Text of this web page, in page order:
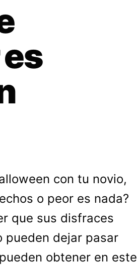
con tu novio,
o peor es nada?
que sus disfraces
pueden dejar pasar
obtener en este